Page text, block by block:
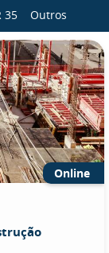
35 Outros
Online